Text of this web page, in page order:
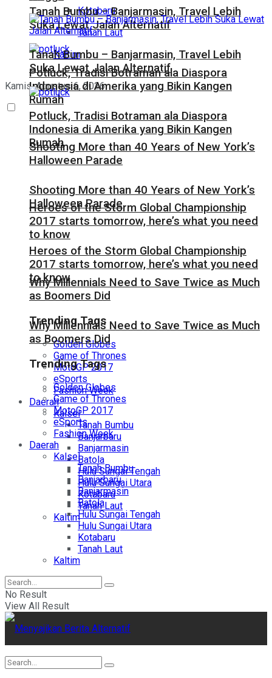
Kotabaru
Tanah Laut
Kaltim
Kamis, Agustus 6, 2026
Tanah Bumbu – Banjarmasin, Travel Lebih
Suka Lewat Jalan Alternatif
Potluck, Tradisi Botraman ala Diaspora
Indonesia di Amerika yang Bikin Kangen
Rumah
Shooting More than 40 Years of New York’s
Halloween Parade
Heroes of the Storm Global Championship
2017 starts tomorrow, here’s what you need
to know
Why Millennials Need to Save Twice as Much
as Boomers Did
Trending Tags
Golden Globes
Game of Thrones
MotoGP 2017
eSports
Fashion Week
Daerah
Kalsel
Tanah Bumbu
Banjarbaru
Banjarmasin
Batola
Hulu Sungai Tengah
Hulu Sungai Utara
Kotabaru
Tanah Laut
Kaltim
Tanah Bumbu – Banjarmasin, Travel Lebih
Suka Lewat Jalan Alternatif
Potluck, Tradisi Botraman ala Diaspora
Indonesia di Amerika yang Bikin Kangen
Rumah
Shooting More than 40 Years of New York’s
Halloween Parade
Heroes of the Storm Global Championship
2017 starts tomorrow, here’s what you need
to know
Why Millennials Need to Save Twice as Much
as Boomers Did
Trending Tags
Golden Globes
Game of Thrones
MotoGP 2017
eSports
Fashion Week
Daerah
Kalsel
Tanah Bumbu
Banjarbaru
Banjarmasin
Batola
Hulu Sungai Tengah
Hulu Sungai Utara
Kotabaru
Tanah Laut
Kaltim
No Result
View All Result